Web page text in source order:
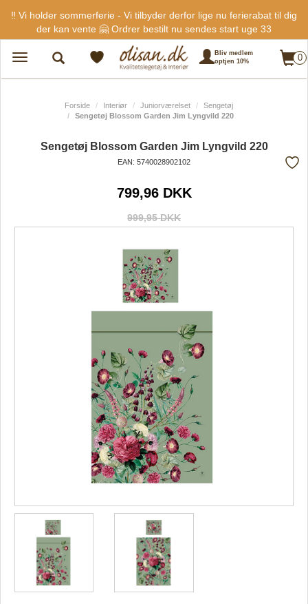
‼️ Vi holder sommerferie - Vi tilbyder derfor lige nu ferierabat til dig
der kan vente 🤗 Ordrer bestilt nu sendes start uge 33
Toggle
navigation
Bliv medlem
optjen 10%
0
Forside Interiør Juniorværelset
Sengetøj
Sengetøj Blossom Garden Jim Lyngvild 220
Sengetøj Blossom Garden Jim Lyngvild 220
EAN: 5740028902102
799,96 DKK
999,95 DKK